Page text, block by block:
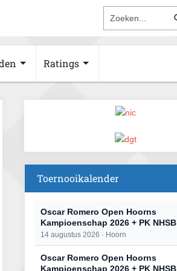
Ratings
Toernooikalender
Oscar Romero Open Hoorns
Kampioenschap 2026 + PK NHSB
14 augustus 2026 · Hoorn
Oscar Romero Open Hoorns
Kampioenschap 2026 + PK NHSB